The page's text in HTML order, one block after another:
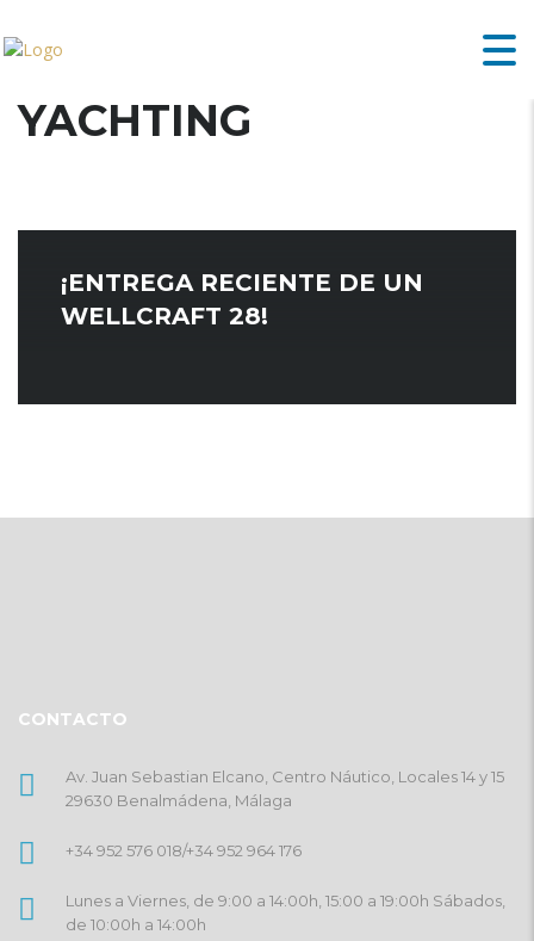
YACHTING
¡ENTREGA RECIENTE DE UN
WELLCRAFT 28!
CONTACTO
Av. Juan Sebastian Elcano, Centro Náutico, Locales 14 y 15
29630 Benalmádena, Málaga
+34 952 576 018/+34 952 964 176
Lunes a Viernes, de 9:00 a 14:00h, 15:00 a 19:00h Sábados,
de 10:00h a 14:00h